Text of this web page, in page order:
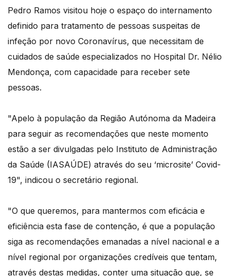
Pedro Ramos visitou hoje o espaço do internamento
definido para tratamento de pessoas suspeitas de
infeção por novo Coronavírus, que necessitam de
cuidados de saúde especializados no Hospital Dr. Nélio
Mendonça, com capacidade para receber sete
pessoas.
"Apelo à população da Região Autónoma da Madeira
para seguir as recomendações que neste momento
estão a ser divulgadas pelo Instituto de Administração
da Saúde (IASAÚDE) através do seu ‘microsite’ Covid-
19", indicou o secretário regional.
"O que queremos, para mantermos com eficácia e
eficiência esta fase de contenção, é que a população
siga as recomendações emanadas a nível nacional e a
nível regional por organizações credíveis que tentam,
através destas medidas, conter uma situação que, se